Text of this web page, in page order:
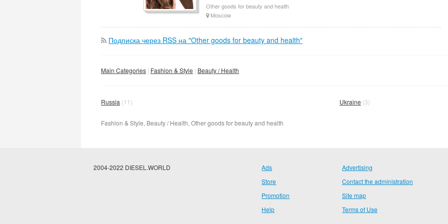
Other goods for beauty and health
Moscow
Подписка через RSS на "Other goods for beauty and health"
Main Categories Fashion & Style Beauty / Health
Russia (11) Ukraine (3)
Fashion & Style, Beauty / Health, Other goods for beauty and health
2004-2022 DIESEL.WORLD
Ads
Store
Promotion
Help
Advertising
Contact the administration
Site map
Terms of Use